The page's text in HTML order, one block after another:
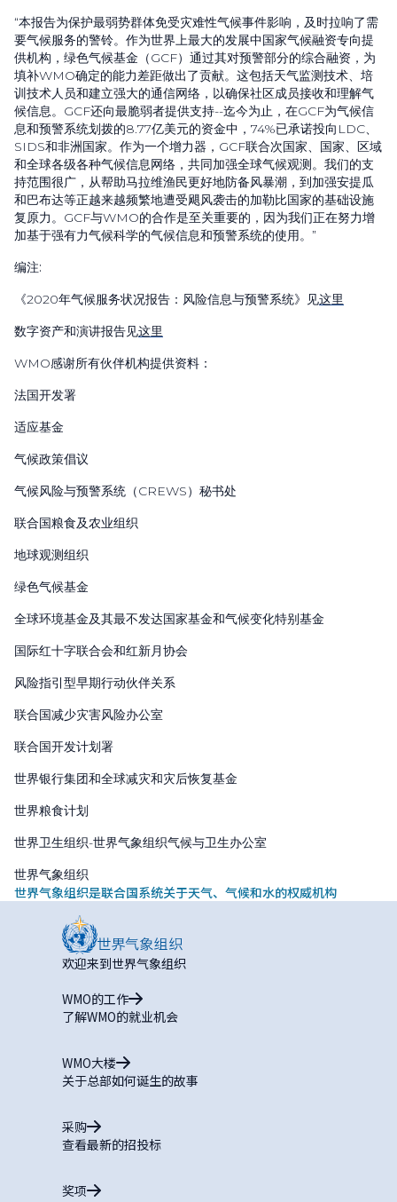
“本报告为保护最弱势群体免受灾难性气候事件影响，及时拉响了需
要气候服务的警铃。作为世界上最大的发展中国家气候融资专向提
供机构，绿色气候基金（GCF）通过其对预警部分的综合融资，为
填补WMO确定的能力差距做出了贡献。这包括天气监测技术、培
训技术人员和建立强大的通信网络，以确保社区成员接收和理解气
候信息。 GCF还向最脆弱者提供支持--迄今为止，在GCF为气候信
息和预警系统划拨的8.77亿美元的资金中， 74%已承诺投向 LDC、
SIDS和非洲国家。作为一个增力器， GCF联合次国家、国家、区域
和全球各级各种气候信息网络，共同加强全球气候观测。我们的支
持范围很广，从帮助马拉维渔民更好地防备风暴潮，到加强安提瓜
和巴布达等正越来越频繁地遭受飓风袭击的加勒比国家的基础设施
复原力。 GCF与WMO的合作是至关重要的，因为我们正在努力增
加基于强有力气候科学的气候信息和预警系统的使用。”
编注:
《2020年气候服务状况报告：风险信息与预警系统》见这里
数字资产和演讲报告见这里
WMO感谢所有伙伴机构提供资料：
法国开发署
适应基金
气候政策倡议
气候风险与预警系统（CREWS）秘书处
联合国粮食及农业组织
地球观测组织
绿色气候基金
全球环境基金及其最不发达国家基金和气候变化特别基金
国际红十字联合会和红新月协会
风险指引型早期行动伙伴关系
联合国减少灾害风险办公室
联合国开发计划署
世界银行集团和全球减灾和灾后恢复基金
世界粮食计划
世界卫生组织-世界气象组织气候与卫生办公室
世界气象组织
世界气象组织是联合国系统关于天气、气候和水的权威机构
欢迎来到世界气象组织
WMO的工作
了解WMO的就业机会
WMO大楼
关于总部如何诞生的故事
采购
查看最新的招投标
奖项